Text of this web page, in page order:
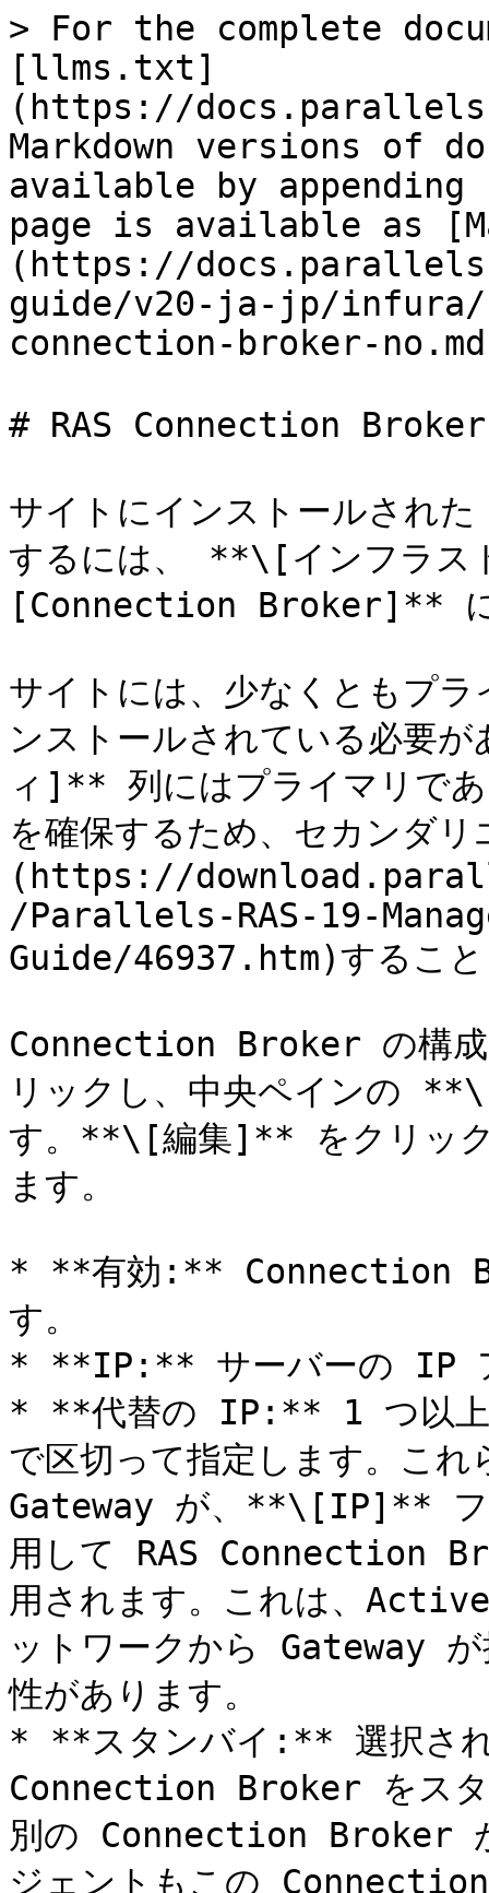
> For the complete
[llms.txt]
(https://
Markdown versions of
available by
page is available as
(https://
guide/v20-ja-jp/infura/
connection-broker-
# RAS Connection Broker
サイトにインストールさ
するには、 **\[インフラ
[Connection Broker]** に
サイトには、少なくとも
ンストールされている必要
ィ]** 列にはプライマリで
を確保するため、セカンダ
(https://
/Parallels-RAS-19-
Guide/46937.htm)すること
Connection Broker の構成
リックし、中央ペインの
す。**\[編集]** をクリック
ます。
* **有効:** Connection
す。
* **IP:** サーバーの IP ア
* **代替の IP:** 1 つ以上
で区切って指定します。こ
Gateway が、**\[IP]** フ
用して RAS Connection
用されます。これは、
ットワークから Gateway が
性があります。
* **スタンバイ:** 選択され
Connection Broker をスタ
別の Connection Broker が
ジェントもこの